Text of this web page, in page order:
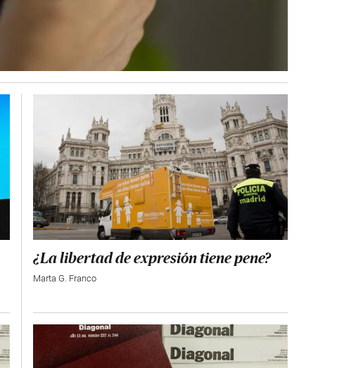
¿La libertad de expresión tiene pene?
Marta G. Franco